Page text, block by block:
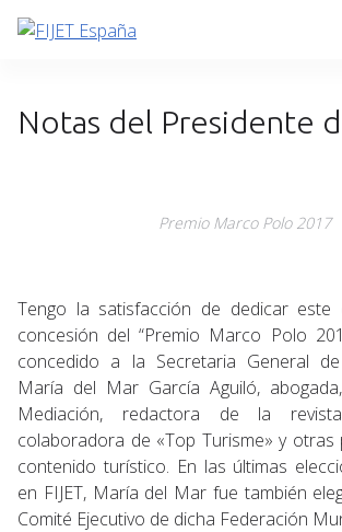
Skip
Notas del Presidente
Premio Marco Polo 2017
Tengo la satisfacción de dedicar este
concesión del “Premio Marco Polo
concedido a la Secretaria General de
María del Mar García Aguiló,
Mediación, redactora de la
colaboradora de «Top Turisme» y otras
contenido turístico. En las últimas
en FIJET, María del Mar fue también
Comité Ejecutivo de dicha Federación